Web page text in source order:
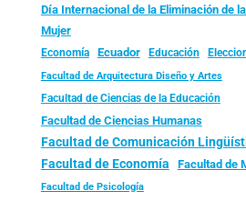
Día Internacional de la Eliminación de
Mujer
Economía Ecuador Educación
Facultad de Arquitectura Diseño y Artes
Facultad de Ciencias de la Educación
Facultad de Ciencias Humanas
Facultad de Comunicación
Facultad de Economía Facultad de
Facultad de Psicología